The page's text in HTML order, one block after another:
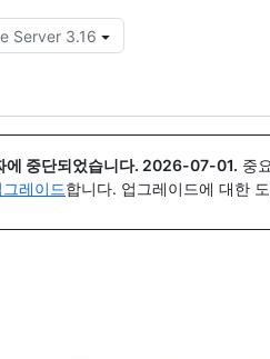
Server 3.16
중단되었습니다. 2026-07-01. 중
레이드합니다. 업그레이드에 대한